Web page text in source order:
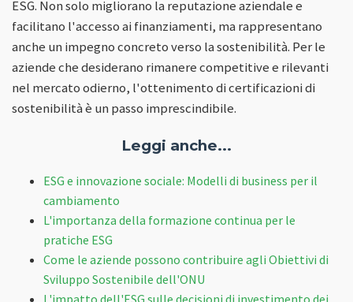
ESG. Non solo migliorano la reputazione aziendale e
facilitano l'accesso ai finanziamenti, ma rappresentano
anche un impegno concreto verso la sostenibilità. Per le
aziende che desiderano rimanere competitive e rilevanti
nel mercato odierno, l'ottenimento di certificazioni di
sostenibilità è un passo imprescindibile.
Leggi anche...
ESG e innovazione sociale: Modelli di business per il
cambiamento
L'importanza della formazione continua per le
pratiche ESG
Come le aziende possono contribuire agli Obiettivi di
Sviluppo Sostenibile dell'ONU